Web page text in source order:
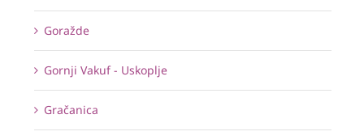
Goražde
Gornji Vakuf - Uskoplje
Gračanica